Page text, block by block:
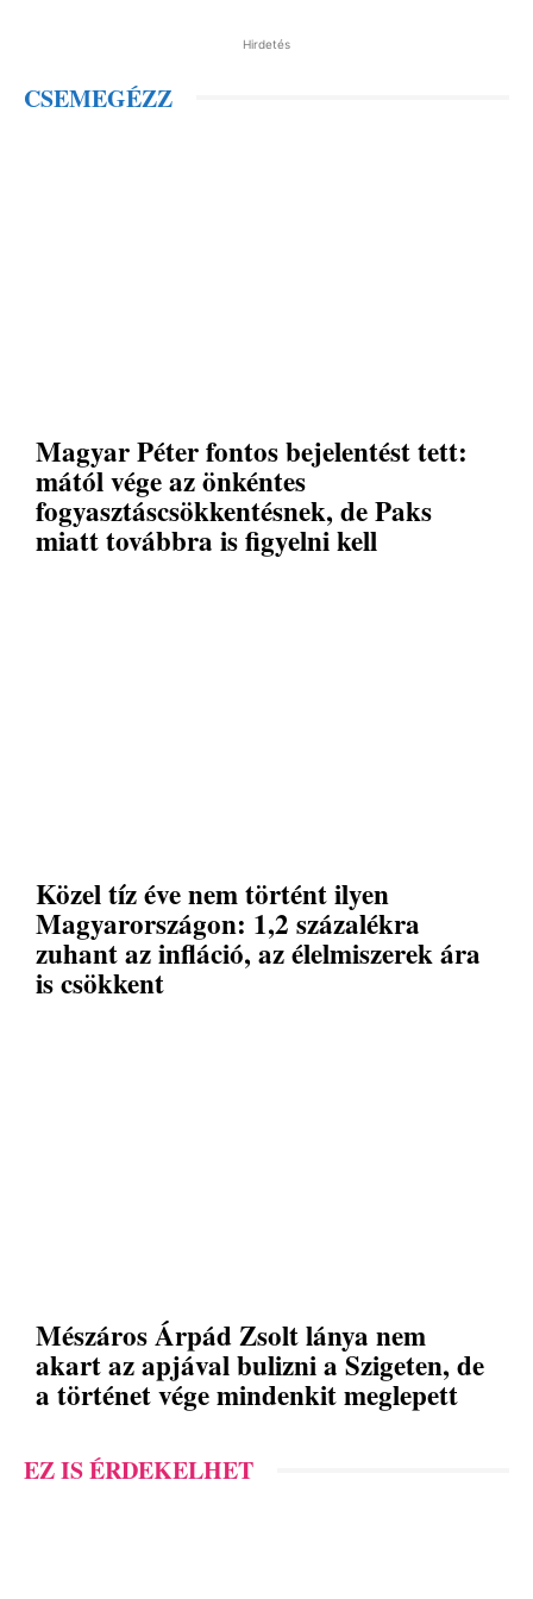
Hirdetés
CSEMEGÉZZ
Magyar Péter fontos bejelentést tett:
mától vége az önkéntes
fogyasztáscsökkentésnek, de Paks
miatt továbbra is figyelni kell
Közel tíz éve nem történt ilyen
Magyarországon: 1,2 százalékra
zuhant az infláció, az élelmiszerek ára
is csökkent
Mészáros Árpád Zsolt lánya nem
akart az apjával bulizni a Szigeten, de
a történet vége mindenkit meglepett
EZ IS ÉRDEKELHET